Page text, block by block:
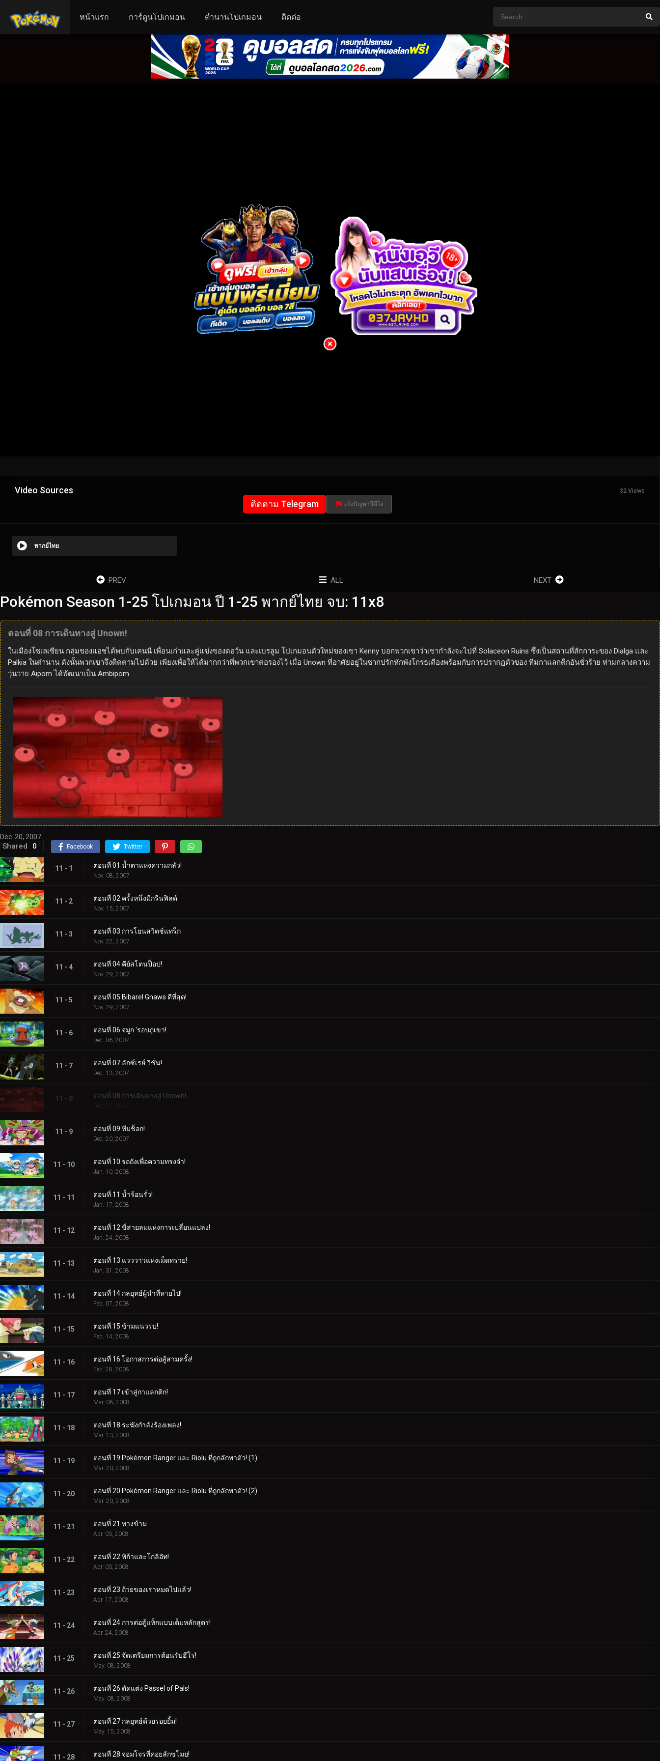
หน้าแรก การ์ตูนโปเกมอน ตำนานโปเกมอน ติดต่อ
Video Sources 32 Views
ติดตาม Telegram แจ้งปัญหาวีดีโอ
พากย์ไทย
PREV ALL NEXT
Pokémon Season 1-25 โปเกมอน ปี 1-25 พากย์ไทย จบ: 11x8
ตอนที่ 08 การเดินทางสู่ Unown!
ในเมืองโซเลเซียน กลุ่มของแอชได้พบกับเคนนี เพื่อนเก่าและคู่แข่งของดอว์น และเบรลูม โปเกมอนตัวใหม่ของเขา Kenny บอกพวกเขาว่าเขากำลังจะไปที่ Solaceon Ruins ซึ่งเป็นสถานที่สักการะของ Dialga และ
Palkia ในตำนาน ดังนั้นพวกเขาจึงติดตามไปด้วย เพียงเพื่อให้ได้มากกว่าที่พวกเขาต่อรองไว้ เมื่อ Unown ที่อาศัยอยู่ในซากปรักหักพังโกรธเคืองพร้อมกับการปรากฏตัวของ ทีมกาแลกติกอันชั่วร้าย ท่ามกลางความ
วุ่นวาย Aipom ได้พัฒนาเป็น Ambipom
Dec. 20, 2007
Shared 0 Facebook Twitter
11 - 1 ตอนที่ 01 น้ำตาแห่งความกลัว!
Nov. 08, 2007
11 - 2 ตอนที่ 02 ครั้งหนึ่งมีกรีนฟิลด์
Nov. 15, 2007
11 - 3 ตอนที่ 03 การโยนสวิตช์แทร็ก
Nov. 22, 2007
11 - 4 ตอนที่ 04 คีย์สโตนป็อป!
Nov. 29, 2007
11 - 5 ตอนที่ 05 Bibarel Gnaws ดีที่สุด!
Nov. 29, 2007
11 - 6 ตอนที่ 06 จมูก 'รอบภูเขา!
Dec. 06, 2007
11 - 7 ตอนที่ 07 ลักซ์เรย์ วิชั่น!
Dec. 13, 2007
11 - 8 ตอนที่ 08 การเดินทางสู่ Unown!
Dec. 20, 2007
11 - 9 ตอนที่ 09 ทีมช็อก!
Dec. 20, 2007
11 - 10 ตอนที่ 10 รถถังเพื่อความทรงจำ!
Jan. 10, 2008
11 - 11 ตอนที่ 11 น้ำร้อนรั่ว!
Jan. 17, 2008
11 - 12 ตอนที่ 12 ขี่สายลมแห่งการเปลี่ยนแปลง!
Jan. 24, 2008
11 - 13 ตอนที่ 13 แวววาวแห่งเม็ดทราย!
Jan. 31, 2008
11 - 14 ตอนที่ 14 กลยุทธ์ผู้นำที่หายไป!
Feb. 07, 2008
11 - 15 ตอนที่ 15 ข้ามแนวรบ!
Feb. 14, 2008
11 - 16 ตอนที่ 16 โอกาสการต่อสู้สามครั้ง!
Feb. 28, 2008
11 - 17 ตอนที่ 17 เข้าสู่กาแลกติก!
Mar. 06, 2008
11 - 18 ตอนที่ 18 ระฆังกำลังร้องเพลง!
Mar. 13, 2008
11 - 19 ตอนที่ 19 Pokémon Ranger และ Riolu ที่ถูกลักพาตัว! (1)
Mar. 20, 2008
11 - 20 ตอนที่ 20 Pokémon Ranger และ Riolu ที่ถูกลักพาตัว! (2)
Mar. 20, 2008
11 - 21 ตอนที่ 21 ทางข้าม
Apr. 03, 2008
11 - 22 ตอนที่ 22 พิก้าและโกลิอัท!
Apr. 03, 2008
11 - 23 ตอนที่ 23 ถ้วยของเราหมดไปแล้ว!
Apr. 17, 2008
11 - 24 ตอนที่ 24 การต่อสู้แท็กแบบเต็มหลักสูตร!
Apr. 24, 2008
11 - 25 ตอนที่ 25 จัดเตรียมการต้อนรับฮีโร่!
May. 08, 2008
11 - 26 ตอนที่ 26 ตัดแต่ง Passel of Pals!
May. 08, 2008
11 - 27 ตอนที่ 27 กลยุทธ์ด้วยรอยยิ้ม!
May. 15, 2008
11 - 28 ตอนที่ 28 จอมโจรที่คอยลักขโมย!